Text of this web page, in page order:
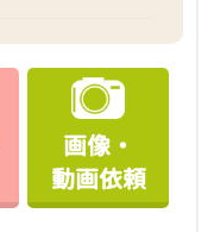
画像・
動画依頼